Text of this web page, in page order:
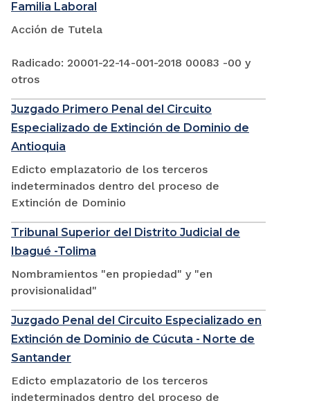
Familia Laboral
Acción de Tutela
Radicado: 20001-22-14-001-2018 00083 -00 y
otros
Juzgado Primero Penal del Circuito
Especializado de Extinción de Dominio de
Antioquia
Edicto emplazatorio de los terceros
indeterminados dentro del proceso de
Extinción de Dominio
Tribunal Superior del Distrito Judicial de
Ibagué -Tolima
Nombramientos "en propiedad" y "en
provisionalidad"
Juzgado Penal del Circuito Especializado en
Extinción de Dominio de Cúcuta - Norte de
Santander
Edicto emplazatorio de los terceros
indeterminados dentro del proceso de